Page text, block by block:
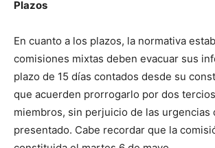
Plazos
En cuanto a los plazos, la normativa
comisiones mixtas deben evacuar sus
plazo de 15 días contados desde su
que acuerden prorrogarlo por dos
miembros, sin perjuicio de las urgencias
presentado. Cabe recordar que la